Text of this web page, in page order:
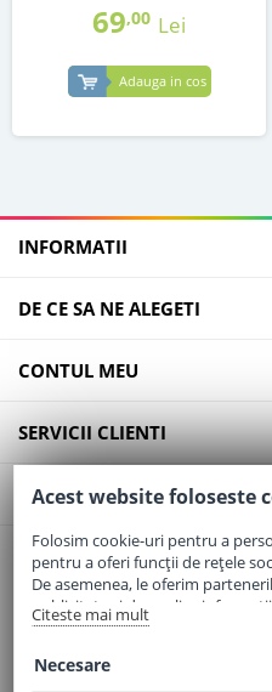
69,00 Lei
Adauga in cos
INFORMATII
DE CE SA NE ALEGETI
CONTUL MEU
SERVICII CLIENTI
CONTACT
Email:office@elaptepraf.ro
Telefon:0745-964-449
Adresa:Sos. Borsului, Nr. 20,
Acest website foloseste
Folosim cookie-uri pentru a
pentru a oferi funcții de rețele
De asemenea, le oferim
publicitate și de analize
folosiți site-ul nostru. Aceștia le
Citeste mai mult
Necesare